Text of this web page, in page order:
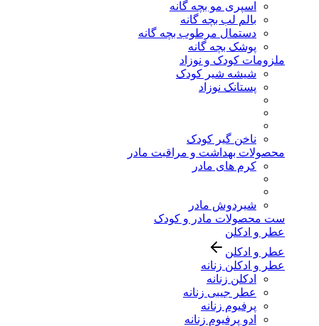
اسپری مو بچه گانه
بالم لب بچه گانه
دستمال مرطوب بچه گانه
پوشک بچه گانه
ملزومات کودک و نوزاد
شیشه شیر کودک
پستانک نوزاد
ناخن گیر کودک
محصولات بهداشت و مراقبت مادر
کرم های مادر
شیردوش مادر
ست محصولات مادر و کودک
عطر و ادکلن
عطر و ادکلن
عطر و ادکلن زنانه
ادکلن زنانه
عطر جیبی زنانه
پرفیوم زنانه
ادو پرفیوم زنانه